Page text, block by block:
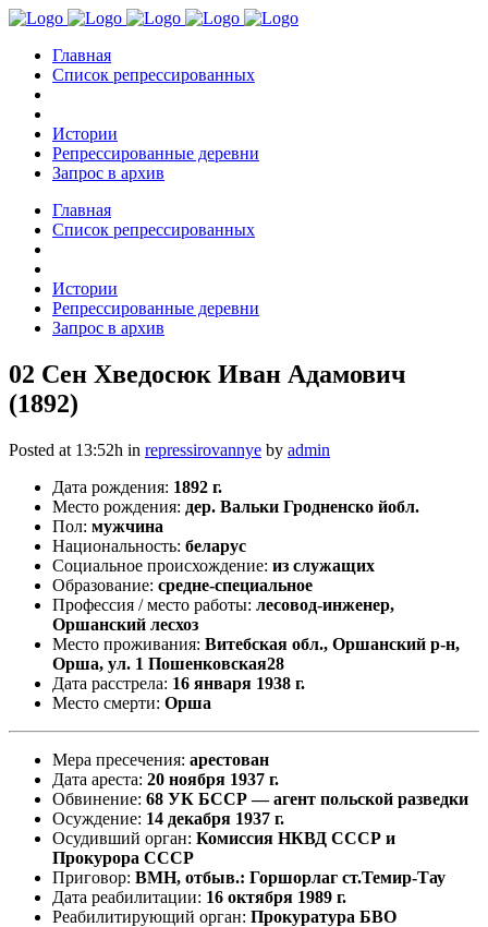
Главная
Список репрессированных
Истории
Репрессированные деревни
Запрос в архив
Главная
Список репрессированных
Истории
Репрессированные деревни
Запрос в архив
02 Сен Хведосюк Иван Адамович
(1892)
Posted at 13:52h in repressirovannye by admin
Дата рождения: 1892 г.
Место рождения: дер. Вальки Гродненско йобл.
Пол: мужчина
Национальность: беларус
Социальное происхождение: из служащих
Образование: средне-специальное
Профессия / место работы: лесовод-инженер,
Оршанский лесхоз
Место проживания: Витебская обл., Оршанский р-н,
Орша, ул. 1 Пошенковская28
Дата расстрела: 16 января 1938 г.
Место смерти: Орша
Мера пресечения: арестован
Дата ареста: 20 ноября 1937 г.
Обвинение: 68 УК БССР — агент польской разведки
Осуждение: 14 декабря 1937 г.
Осудивший орган: Комиссия НКВД СССР и
Прокурора СССР
Приговор: ВМН, отбыв.: Горшорлаг ст.Темир-Тау
Дата реабилитации: 16 октября 1989 г.
Реабилитирующий орган: Прокуратура БВО